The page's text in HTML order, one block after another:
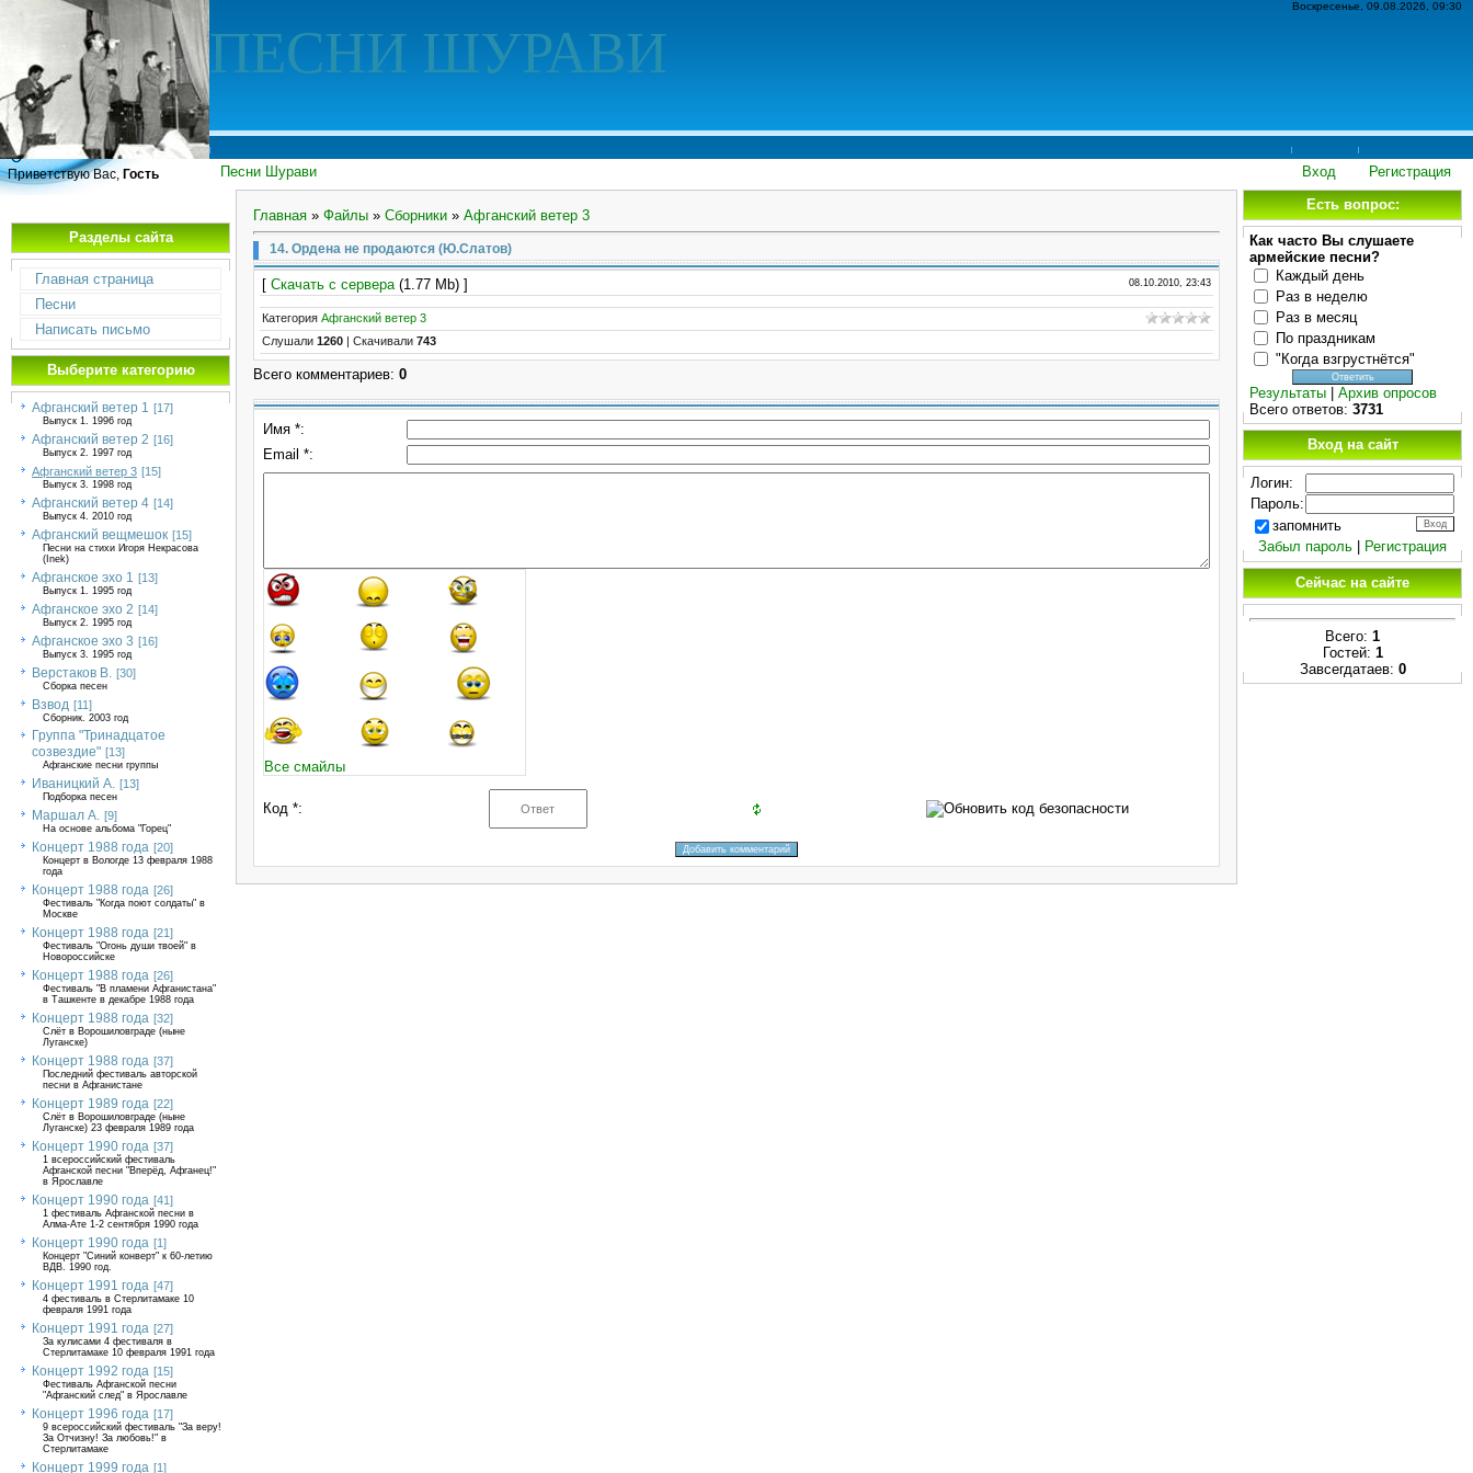
Воскресенье, 09.08.2026, 09:30
ПЕСНИ ШУРАВИ
Песни Шурави Регистрация
Вход
Приветствую Вас, Гость
Разделы сайта
Главная страница
Песни
Написать письмо
Выберите категорию
Афганский ветер 1 [17]
Выпуск 1. 1996 год
Афганский ветер 2 [16]
Выпуск 2. 1997 год
Афганский ветер 3 [15]
Выпуск 3. 1998 год
Афганский ветер 4 [14]
Выпуск 4. 2010 год
Афганский вещмешок [15]
Песни на стихи Игоря Некрасова
(Inek)
Афганское эхо 1 [13]
Выпуск 1. 1995 год
Афганское эхо 2 [14]
Выпуск 2. 1995 год
Афганское эхо 3 [16]
Выпуск 3. 1995 год
Верстаков В. [30]
Сборка песен
Взвод [11]
Сборник. 2003 год
Группа "Тринадцатое
созвездие" [13]
Афганские песни группы
Иваницкий А. [13]
Подборка песен
Маршал А. [9]
На основе альбома "Горец"
Концерт 1988 года [20]
Концерт в Вологде 13 февраля 1988
года
Концерт 1988 года [26]
Фестиваль "Когда поют солдаты" в
Москве
Концерт 1988 года [21]
Фестиваль "Огонь души твоей" в
Новороссийске
Концерт 1988 года [26]
Фестиваль "В пламени Афганистана"
в Ташкенте в декабре 1988 года
Концерт 1988 года [32]
Слёт в Ворошиловграде (ныне
Луганске)
Концерт 1988 года [37]
Последний фестиваль авторской
песни в Афганистане
Концерт 1989 года [22]
Слёт в Ворошиловграде (ныне
Луганске) 23 февраля 1989 года
Концерт 1990 года [37]
1 всероссийский фестиваль
Афганской песни "Вперёд, Афганец!"
в Ярославле
Концерт 1990 года [41]
1 фестиваль Афганской песни в
Алма-Ате 1-2 сентября 1990 года
Концерт 1990 года [1]
Концерт "Синий конверт" к 60-летию
ВДВ. 1990 год.
Концерт 1991 года [47]
4 фестиваль в Стерлитамаке 10
февраля 1991 года
Концерт 1991 года [27]
За кулисами 4 фестиваля в
Стерлитамаке 10 февраля 1991 года
Концерт 1992 года [15]
Фестиваль Афганской песни
"Афганский след" в Ярославле
Концерт 1996 года [17]
9 всероссийский фестиваль "За веру!
За Отчизну! За любовь!" в
Стерлитамаке
Концерт 1999 года [1]
Главная » Файлы » Сборники » Афганский ветер 3
14. Ордена не продаются (Ю.Слатов)
[ Скачать с сервера(1.77 Mb) ] 08.10.2010, 23:43
Категория Афганский ветер 3
Слушали 1260 Скачивали 743
Всего комментариев: 0
Имя *:
Email *:
Все смайлы
Код *:
Есть вопрос:
Как часто Вы слушаете
армейские песни?
Каждый день
Раз в неделю
Раз в месяц
По праздникам
"Когда взгрустнётся"
Результаты
Архив опросов
Всего ответов: 3731
Вход на сайт
Логин:
Пароль:
запомнить
Забыл пароль
Регистрация
Сейчас на сайте
Всего: 1
Гостей: 1
Завсегдатаев: 0